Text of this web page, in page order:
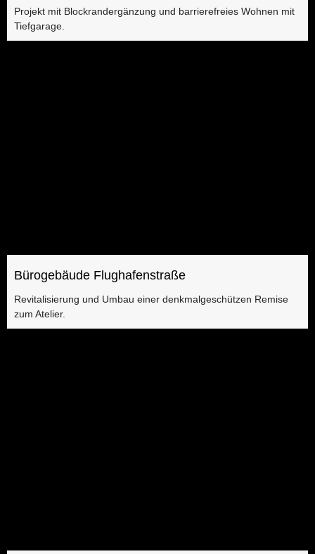
Projekt mit Blockrandergänzung und barrierefreies Wohnen mit
Tiefgarage.
Bürogebäude Flughafenstraße
Revitalisierung und Umbau einer denkmalgeschützen Remise
zum Atelier.